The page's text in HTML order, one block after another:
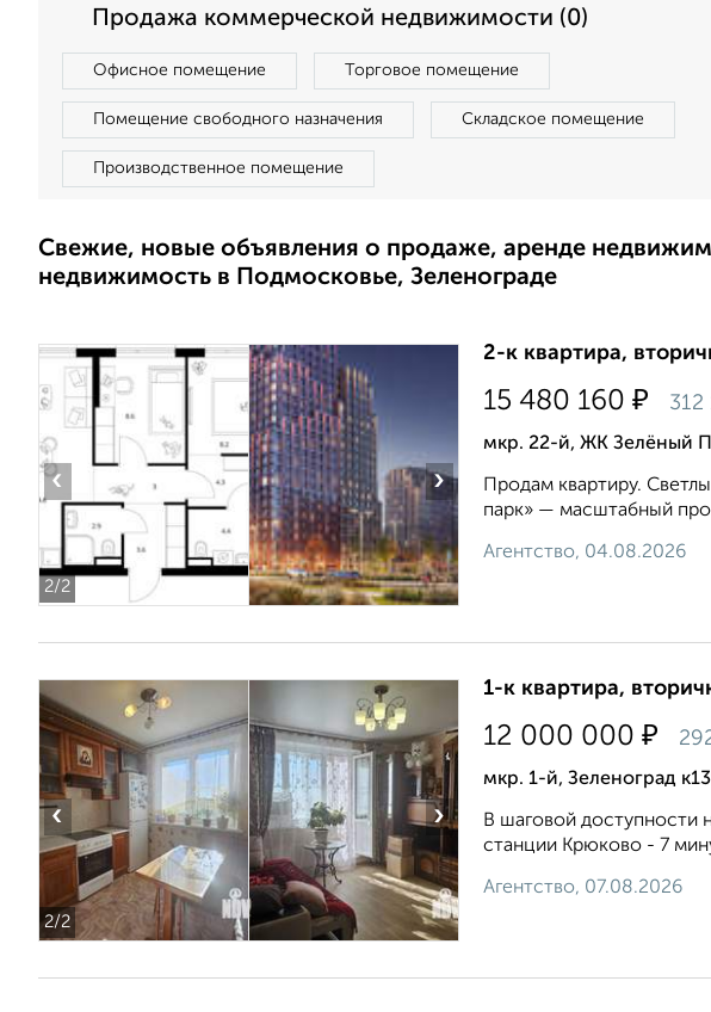
Продажа коммерческой недвижимости (0)
Офисное помещение Торговое помещение
Помещение свободного назначения Складское помещение
Производственное помещение
Свежие, новые объявления о продаже, аренде
недвижимость в Подмосковье, Зеленограде
2/2
‹ ›
2-к квартира,
15 480 160 ₽ 312
мкр. 22-й, ЖК Зелёный
Продам квартиру.
парк» — масштабный
Агентство, 04.08.2026
2/2
‹ ›
1-к квартира,
12 000 000 ₽
мкр. 1-й, Зеленоград
В шаговой доступности
станции Крюково - 7
Агентство, 07.08.2026